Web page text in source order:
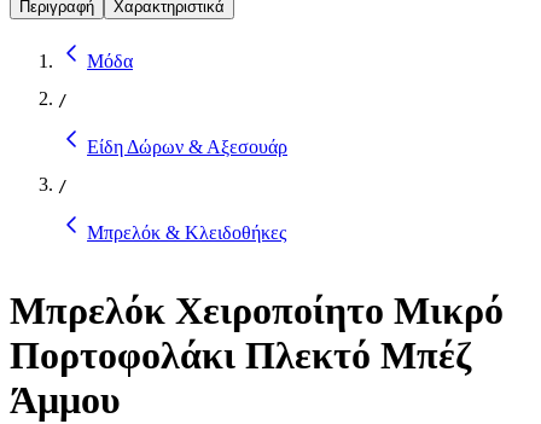
Περιγραφή Χαρακτηριστικά
Μόδα
/
Είδη Δώρων & Αξεσουάρ
/
Μπρελόκ & Κλειδοθήκες
Μπρελόκ Χειροποίητο Μικρό
Πορτοφολάκι Πλεκτό Μπέζ
Άμμου